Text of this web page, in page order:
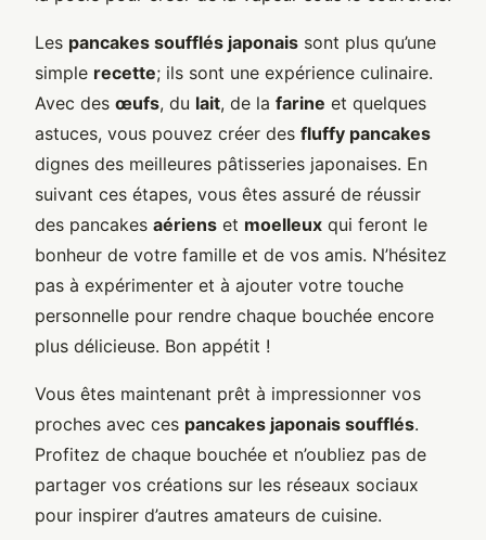
Les pancakes soufflés japonais sont plus qu’une
simple recette; ils sont une expérience culinaire.
Avec des œufs, du lait, de la farine et quelques
astuces, vous pouvez créer des fluffy pancakes
dignes des meilleures pâtisseries japonaises. En
suivant ces étapes, vous êtes assuré de réussir
des pancakes aériens et moelleux qui feront le
bonheur de votre famille et de vos amis. N’hésitez
pas à expérimenter et à ajouter votre touche
personnelle pour rendre chaque bouchée encore
plus délicieuse. Bon appétit !
Vous êtes maintenant prêt à impressionner vos
proches avec ces pancakes japonais soufflés.
Profitez de chaque bouchée et n’oubliez pas de
partager vos créations sur les réseaux sociaux
pour inspirer d’autres amateurs de cuisine.